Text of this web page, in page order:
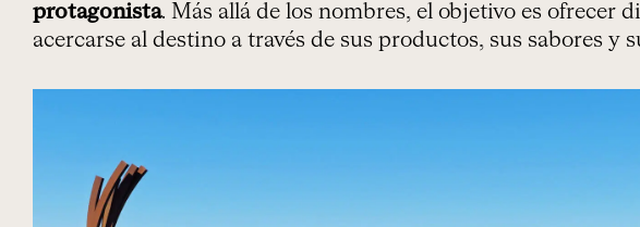
protagonista. Más allá de los nombres, el objetivo es ofrecer
acercarse al destino a través de sus productos, sus sabores y